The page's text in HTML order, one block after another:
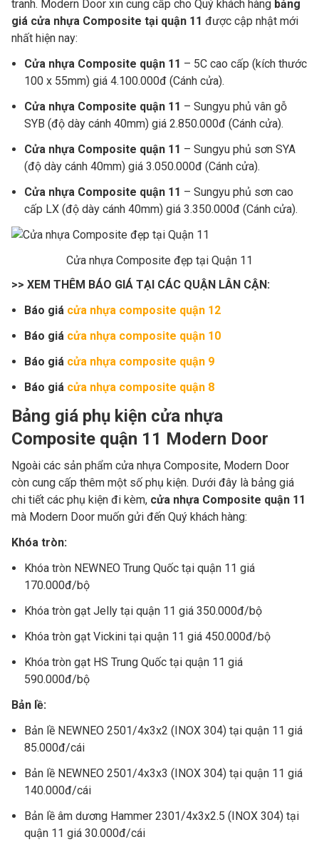
tranh. Modern Door xin cung cấp cho Quý khách hàng bảng
giá cửa nhựa Composite tại quận 11 được cập nhật mới
nhất hiện nay:
Cửa nhựa Composite quận 11 – 5C cao cấp (kích thước
100 x 55mm) giá 4.100.000đ (Cánh cửa).
Cửa nhựa Composite quận 11 – Sungyu phủ vân gỗ
SYB (độ dày cánh 40mm) giá 2.850.000đ (Cánh cửa).
Cửa nhựa Composite quận 11 – Sungyu phủ sơn SYA
(độ dày cánh 40mm) giá 3.050.000đ (Cánh cửa).
Cửa nhựa Composite quận 11 – Sungyu phủ sơn cao
cấp LX (độ dày cánh 40mm) giá 3.350.000đ (Cánh cửa).
Cửa nhựa Composite đẹp tại Quận 11
>> XEM THÊM BÁO GIÁ TẠI CÁC QUẬN LÂN CẬN:
Báo giá cửa nhựa composite quận 12
Báo giá cửa nhựa composite quận 10
Báo giá cửa nhựa composite quận 9
Báo giá cửa nhựa composite quận 8
Bảng giá phụ kiện cửa nhựa
Composite quận 11 Modern Door
Ngoài các sản phẩm cửa nhựa Composite, Modern Door
còn cung cấp thêm một số phụ kiện. Dưới đây là bảng giá
chi tiết các phụ kiện đi kèm, cửa nhựa Composite quận 11
mà Modern Door muốn gửi đến Quý khách hàng:
Khóa tròn:
Khóa tròn NEWNEO Trung Quốc tại quận 11 giá
170.000đ/bộ
Khóa tròn gạt Jelly tại quận 11 giá 350.000đ/bộ
Khóa tròn gạt Vickini tại quận 11 giá 450.000đ/bộ
Khóa tròn gạt HS Trung Quốc tại quận 11 giá
590.000đ/bộ
Bản lề:
Bản lề NEWNEO 2501/4x3x2 (INOX 304) tại quận 11 giá
85.000đ/cái
Bản lề NEWNEO 2501/4x3x3 (INOX 304) tại quận 11 giá
140.000đ/cái
Bản lề âm dương Hammer 2301/4x3x2.5 (INOX 304) tại
quận 11 giá 30.000đ/cái